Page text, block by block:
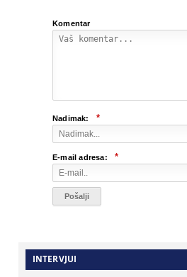
Komentar
Nadimak: *
E-mail adresa: *
INTERVJUI